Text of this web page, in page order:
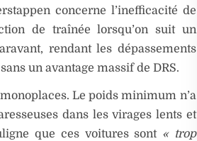
concerne l’inefficacité de
de traînée lorsqu’on suit un
rendant les dépassements
un avantage massif de DRS.
Le poids minimum n’a
dans les virages lents et
que ces voitures sont « trop